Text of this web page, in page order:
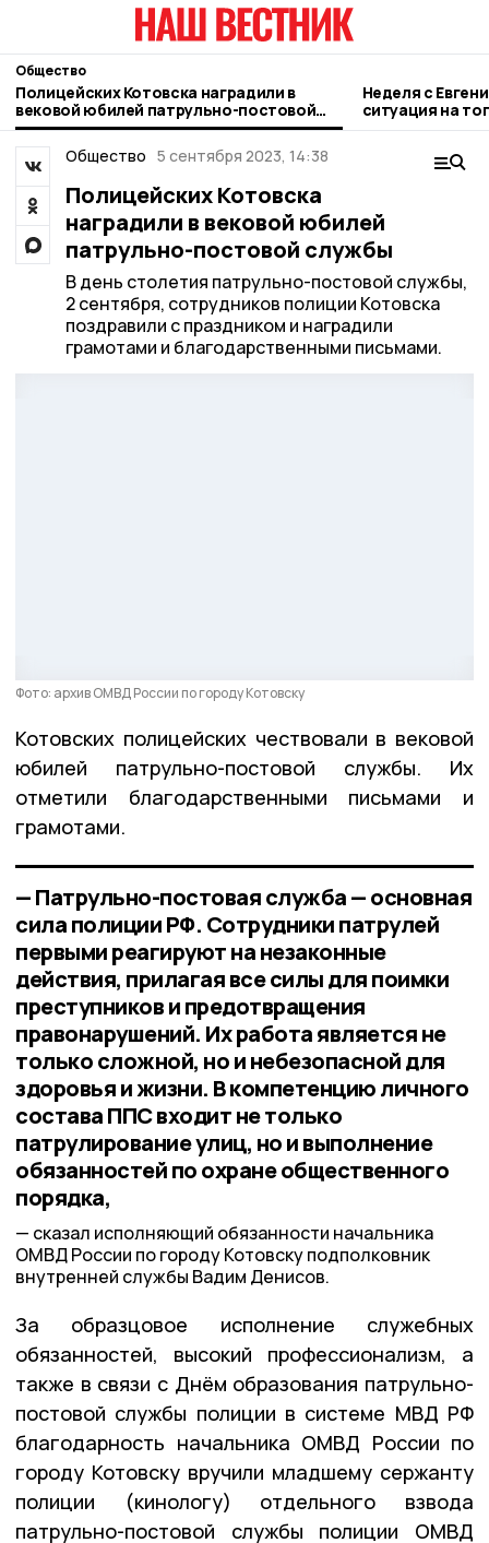
Общество
Полицейских Котовска наградили в
вековой юбилей патрульно-постовой
службы
Неделя с
ситуация на
городе и
Общество 5 сентября 2023, 14:38
Полицейских Котовска
наградили в вековой юбилей
патрульно-постовой службы
В день столетия патрульно-постовой службы,
2 сентября, сотрудников полиции Котовска
поздравили с праздником и наградили
грамотами и благодарственными письмами.
Фото: архив ОМВД России по городу Котовску
Котовских полицейских чествовали в вековой
юбилей патрульно-постовой службы. Их
отметили благодарственными письмами и
грамотами.
— Патрульно-постовая служба — основная
сила полиции РФ. Сотрудники патрулей
первыми реагируют на незаконные
действия, прилагая все силы для поимки
преступников и предотвращения
правонарушений. Их работа является не
только сложной, но и небезопасной для
здоровья и жизни. В компетенцию личного
состава ППС входит не только
патрулирование улиц, но и выполнение
обязанностей по охране общественного
порядка,
сказал исполняющий обязанности начальника
ОМВД России по городу Котовску подполковник
внутренней службы Вадим Денисов.
За образцовое исполнение служебных
обязанностей, высокий профессионализм, а
также в связи с Днём образования патрульно-
постовой службы полиции в системе МВД РФ
благодарность начальника ОМВД России по
городу Котовску вручили младшему сержанту
полиции (кинологу) отдельного взвода
патрульно-постовой службы полиции ОМВД